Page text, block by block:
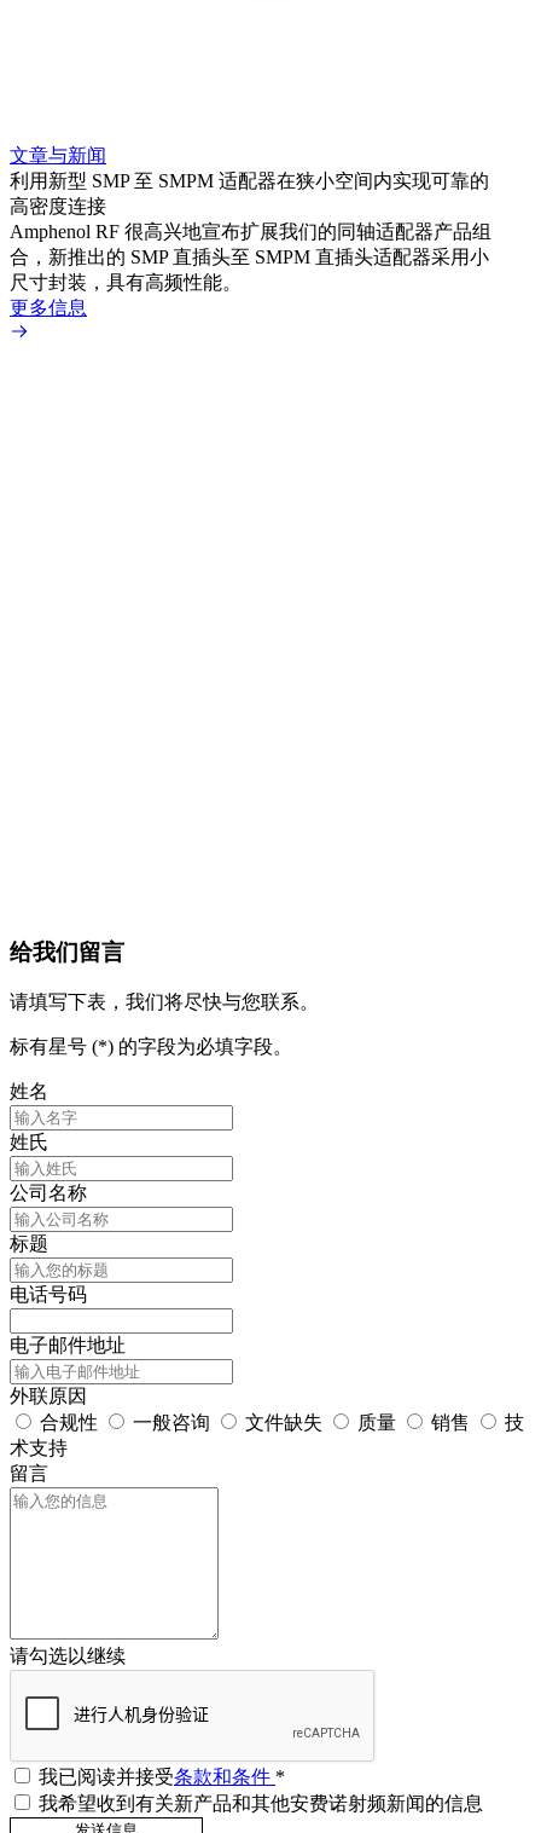
文章与新闻
利用新型 SMP 至 SMPM 适配器在狭小空间内实现可靠的
高密度连接
Amphenol RF 很高兴地宣布扩展我们的同轴适配器产品组
合，新推出的 SMP 直插头至 SMPM 直插头适配器采用小
尺寸封装，具有高频性能。
更多信息
给我们留言
请填写下表，我们将尽快与您联系。
标有星号 (*) 的字段为必填字段。
姓名
姓氏
公司名称
标题
电话号码
电子邮件地址
外联原因
合规性
一般咨询 文件缺失 质量 销售
技
术支持
留言
请勾选以继续
我已阅读并接受条款和条件 *
我希望收到有关新产品和其他安费诺射频新闻的信息